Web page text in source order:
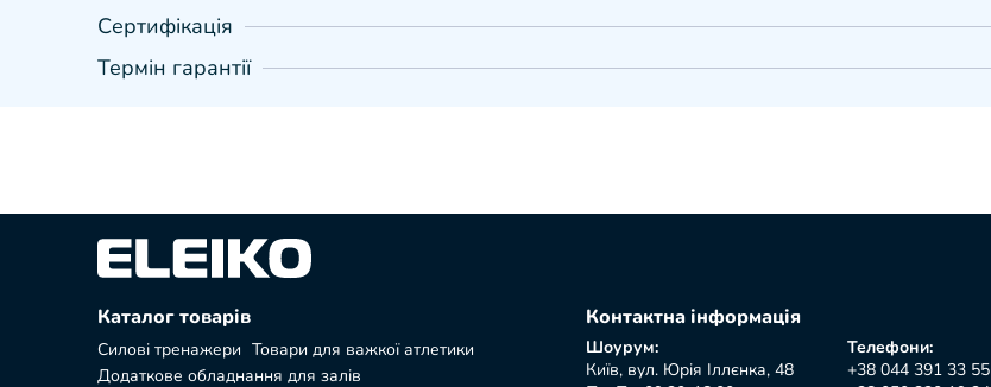
Сертифікація
Термін гарантії
Каталог товарів
Силові тренажери Товари для важкої атлетики
Додаткове обладнання для залів
Контактна інформація
Шоурум:
Київ, вул. Юрія Іллєнка, 48
Телефони:
+38 044 391 33 55